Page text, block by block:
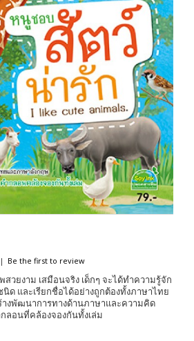
| Be the first to review
วยงาม เสมือนจริง เด็กๆ จะได้ทำความรู้จัก
ด และเรียกชื่อได้อย่างถูกต้องทั้งภาษาไทย
างพัฒนาการทางด้านภาษาและความคิด
ลอนที่คล้องจองกันทั้งเล่ม